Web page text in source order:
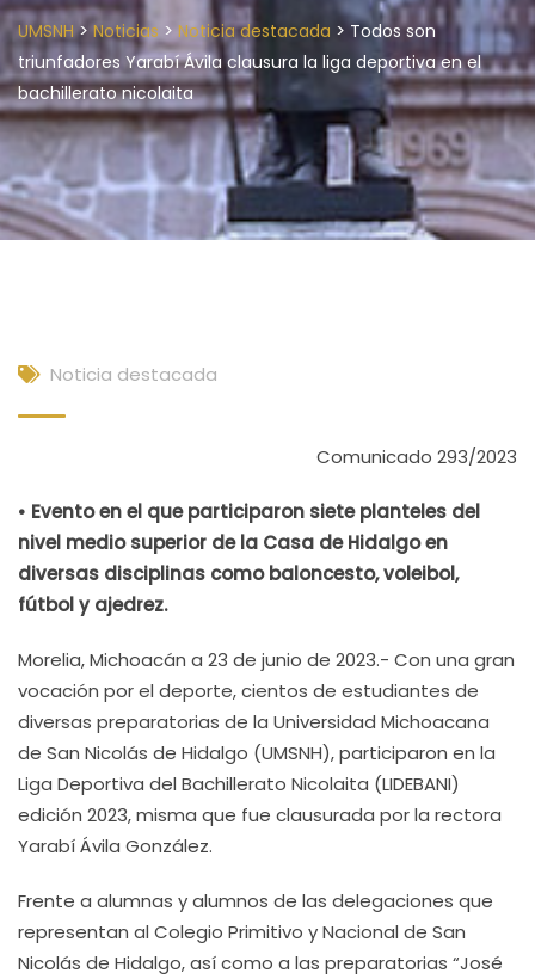
UMSNH> Noticias > Noticia destacada > Todos son
triunfadores Yarabí Ávila clausura la liga deportiva en el
bachillerato nicolaita
Noticia destacada
Comunicado 293/2023
• Evento en el que participaron siete planteles del
nivel medio superior de la Casa de Hidalgo en
diversas disciplinas como baloncesto, voleibol,
fútbol y ajedrez.
Morelia, Michoacán a 23 de junio de 2023.- Con una gran
vocación por el deporte, cientos de estudiantes de
diversas preparatorias de la Universidad Michoacana
de San Nicolás de Hidalgo (UMSNH), participaron en la
Liga Deportiva del Bachillerato Nicolaita (LIDEBANI)
edición 2023, misma que fue clausurada por la rectora
Yarabí Ávila González.
Frente a alumnas y alumnos de las delegaciones que
representan al Colegio Primitivo y Nacional de San
Nicolás de Hidalgo, así como a las preparatorias “José